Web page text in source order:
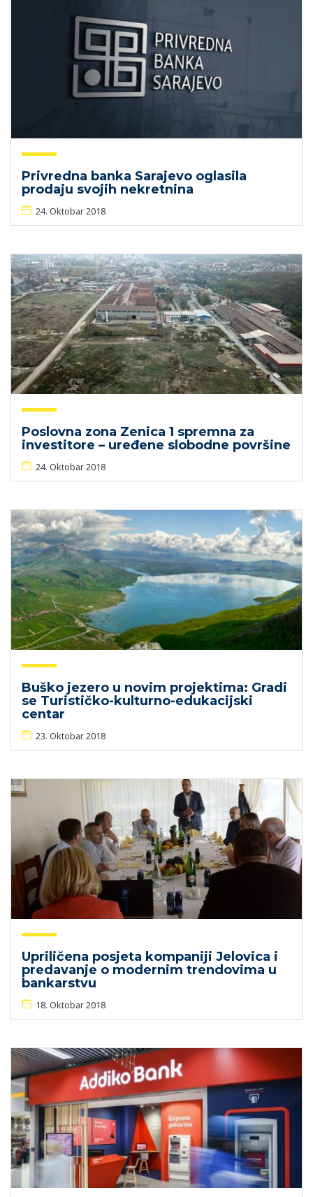
Privredna banka Sarajevo oglasila
prodaju svojih nekretnina
24. Oktobar 2018
Poslovna zona Zenica 1 spremna za
investitore – uređene slobodne površine
24. Oktobar 2018
Buško jezero u novim projektima: Gradi
se Turističko-kulturno-edukacijski
centar
23. Oktobar 2018
Upriličena posjeta kompaniji Jelovica i
predavanje o modernim trendovima u
bankarstvu
18. Oktobar 2018